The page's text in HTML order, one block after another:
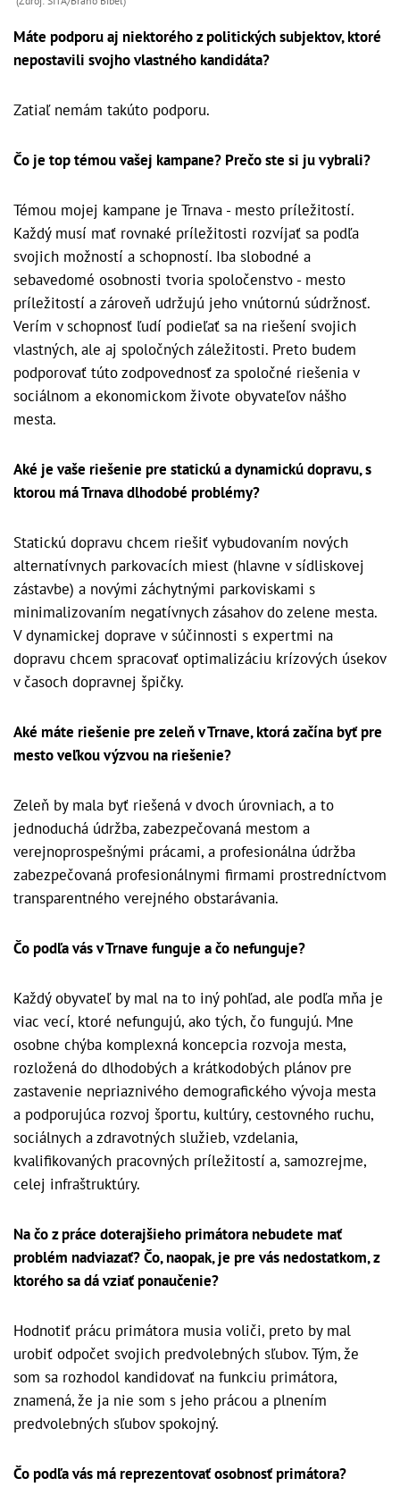
Máte podporu aj niektorého z politických subjektov, ktoré
nepostavili svojho vlastného kandidáta?
Zatiaľ nemám takúto podporu.
Čo je top témou vašej kampane? Prečo ste si ju vybrali?
Témou mojej kampane je Trnava - mesto príležitostí.
Každý musí mať rovnaké príležitosti rozvíjať sa podľa
svojich možností a schopností. Iba slobodné a
sebavedomé osobnosti tvoria spoločenstvo - mesto
príležitostí a zároveň udržujú jeho vnútornú súdržnosť.
Verím v schopnosť ľudí podieľať sa na riešení svojich
vlastných, ale aj spoločných záležitosti. Preto budem
podporovať túto zodpovednosť za spoločné riešenia v
sociálnom a ekonomickom živote obyvateľov nášho
mesta.
Aké je vaše riešenie pre statickú a dynamickú dopravu, s
ktorou má Trnava dlhodobé problémy?
Statickú dopravu chcem riešiť vybudovaním nových
alternatívnych parkovacích miest (hlavne v sídliskovej
zástavbe) a novými záchytnými parkoviskami s
minimalizovaním negatívnych zásahov do zelene mesta.
V dynamickej doprave v súčinnosti s expertmi na
dopravu chcem spracovať optimalizáciu krízových úsekov
v časoch dopravnej špičky.
Aké máte riešenie pre zeleň v Trnave, ktorá začína byť pre
mesto veľkou výzvou na riešenie?
Zeleň by mala byť riešená v dvoch úrovniach, a to
jednoduchá údržba, zabezpečovaná mestom a
verejnoprospešnými prácami, a profesionálna údržba
zabezpečovaná profesionálnymi firmami prostredníctvom
transparentného verejného obstarávania.
Čo podľa vás v Trnave funguje a čo nefunguje?
Každý obyvateľ by mal na to iný pohľad, ale podľa mňa je
viac vecí, ktoré nefungujú, ako tých, čo fungujú. Mne
osobne chýba komplexná koncepcia rozvoja mesta,
rozložená do dlhodobých a krátkodobých plánov pre
zastavenie nepriaznivého demografického vývoja mesta
a podporujúca rozvoj športu, kultúry, cestovného ruchu,
sociálnych a zdravotných služieb, vzdelania,
kvalifikovaných pracovných príležitostí a, samozrejme,
celej infraštruktúry.
Na čo z práce doterajšieho primátora nebudete mať
problém nadviazať? Čo, naopak, je pre vás nedostatkom, z
ktorého sa dá vziať ponaučenie?
Hodnotiť prácu primátora musia voliči, preto by mal
urobiť odpočet svojich predvolebných sľubov. Tým, že
som sa rozhodol kandidovať na funkciu primátora,
znamená, že ja nie som s jeho prácou a plnením
predvolebných sľubov spokojný.
Čo podľa vás má reprezentovať osobnosť primátora?